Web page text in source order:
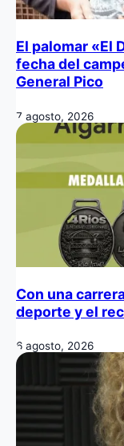
El palomar «El
fecha del
General Pico
7 agosto, 2026
Con una
deporte y el
6 agosto, 2026